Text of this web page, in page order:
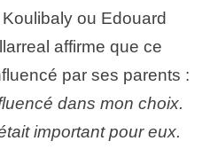
ou Edouard
affirme que ce
par ses parents :
dans mon choix.
important pour eux.